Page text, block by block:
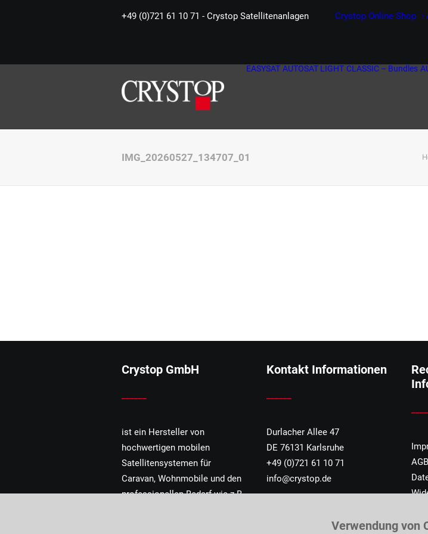
+49 (0)721 61 10 71 - Crystop Satellitenanlagen Crystop Online Shop
EASYSAT AUTOSAT LIGHT CLASSIC – Bundles
IMG_20260527_134707_01
Crystop GmbH
ist ein Hersteller von
hochwertigen mobilen
Satellitensystemen für
Caravan, Wohnmobile und den
professionellen Bedarf wie z.B.
Kontakt Informationen
Durlacher Allee 47
DE 76131 Karlsruhe
+49 (0)721 61 10 71
info@crystop.de
AGB
Verwendung von